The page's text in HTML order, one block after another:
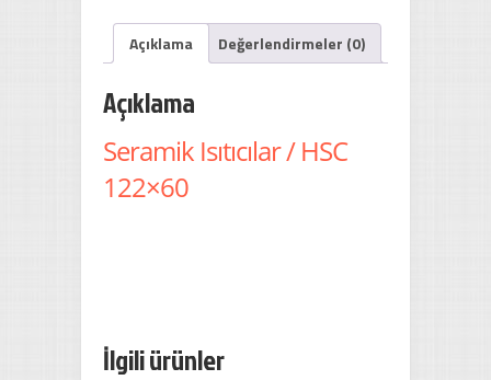
Açıklama Değerlendirmeler (0)
Açıklama
Seramik Isıtıcılar / HSC
122×60
İlgili ürünler